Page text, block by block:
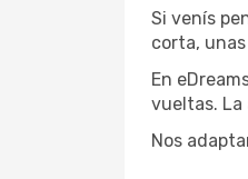
Si venís
corta,
En
vueltas. La
Nos